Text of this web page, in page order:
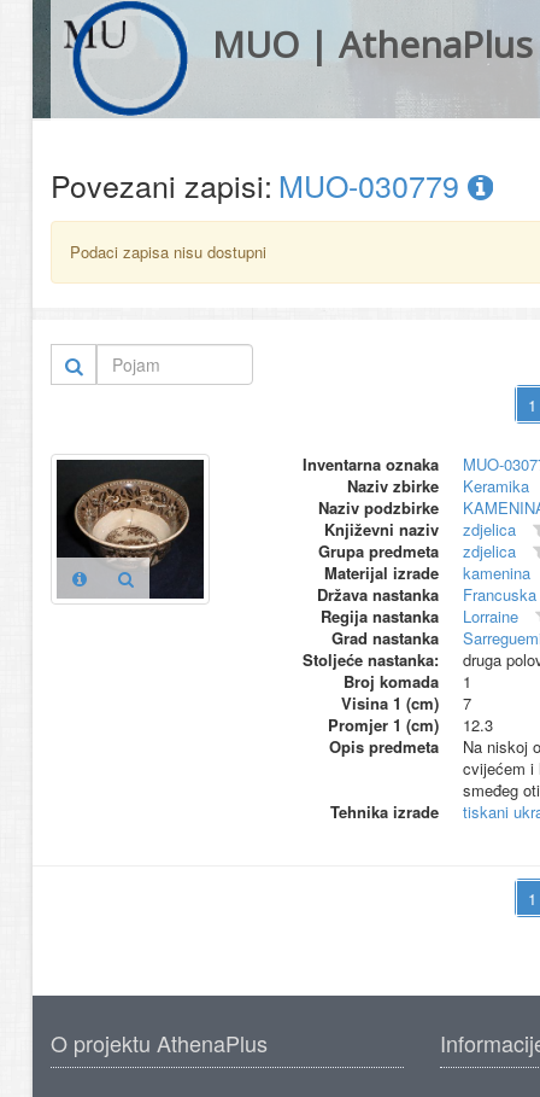
MUO | AthenaPlus
Povezani zapisi: MUO-030779
Podaci zapisa nisu dostupni
Inventarna oznaka
MUO-
Naziv zbirke
Keramika
Naziv podzbirke
Književni naziv
zdjelica
Grupa predmeta
zdjelica
Materijal izrade
kamenina
Država nastanka
Francuska
Regija nastanka
Lorraine
Grad nastanka
Stoljeće nastanka:
druga
Broj komada
1
Visina 1 (cm)
7
Promjer 1 (cm)
12.3
Opis predmeta
Na niskoj
cvijećem i
smeđeg
Tehnika izrade
tiskani
O projektu AthenaPlus